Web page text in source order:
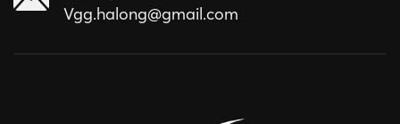
Vgg.halong@gmail.com